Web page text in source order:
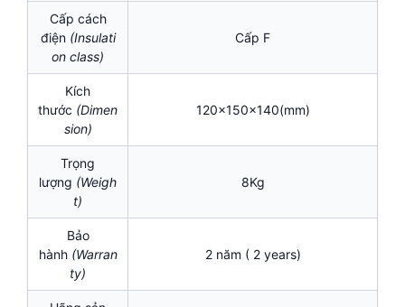
Cấp cách
điện (Insulati
on class)
Cấp F
Kích
thước (Dimen
sion)
120x150x140(mm)
Trọng
lượng (Weigh
t)
8Kg
Bảo
hành (Warran
ty)
2 năm ( 2 years)